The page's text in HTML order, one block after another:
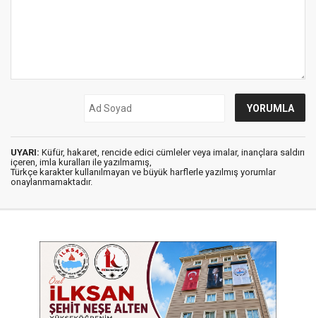
UYARI: Küfür, hakaret, rencide edici cümleler veya imalar, inançlara saldırı
içeren, imla kuralları ile yazılmamış,
Türkçe karakter kullanılmayan ve büyük harflerle yazılmış yorumlar
onaylanmamaktadır.